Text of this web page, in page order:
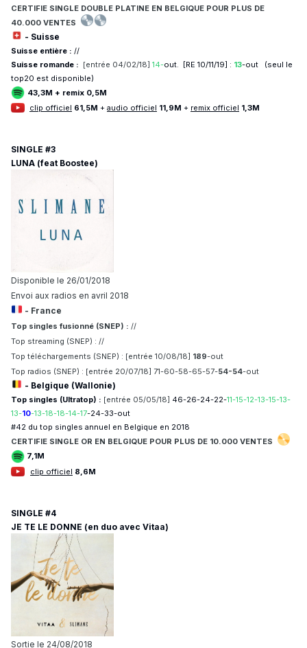
CERTIFIE SINGLE DOUBLE PLATINE EN BELGIQUE POUR PLUS DE
40.000 VENTES
- Suisse
Suisse entière : //
Suisse romande : [entrée 04/02/18] 14-out. [RE 10/11/19] : 13-out (seul le
top20 est disponible)
43,3M + remix 0,5M
clip officiel 61,5M + au dio officiel 11,9M + remix officiel 1,3M
SINGLE #3
LUNA (feat Boostee)
Disponible le 26/01/2018
Envoi aux radios en avril 2018
- France
Top singles fusionné (SNEP) : //
Top streaming (SNEP) : //
Top téléchargements (SNEP) : [entrée 10/08/18] 189-out
Top radios (SNEP) : [entrée 20/07/18] 71-60-58-65-57-54-54-out
- Belgique (Wallonie)
Top singles (Ultratop) : [entrée 05/05/18] 46-26-24-22-11-15-12-13-15-13-
13-10-13-18-18-14-17-24-33-out
#42 du top singles annuel en Belgique en 2018
CERTIFIE SINGLE OR EN BELGIQUE POUR PLUS DE 10.000 VENTES
7,1M
clip officiel 8,6M
SINGLE #4
JE TE LE DONNE (en duo avec Vitaa)
Sortie le 24/08/2018